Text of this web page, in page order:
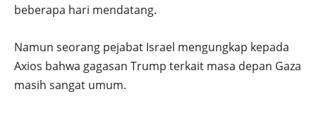
beberapa hari mendatang.
Namun seorang pejabat Israel mengungkap kepada
Axios bahwa gagasan Trump terkait masa depan Gaza
masih sangat umum.